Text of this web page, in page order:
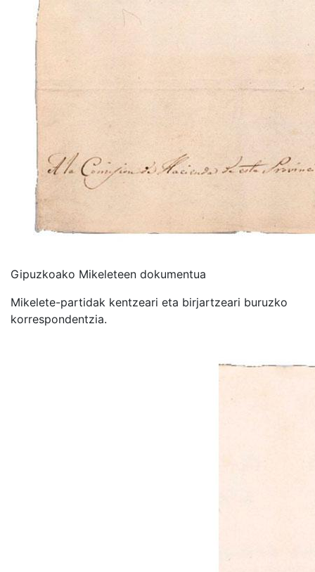
Gipuzkoako Mikeleteen dokumentua
Mikelete-partidak kentzeari eta birjartzeari buruzko
korrespondentzia.